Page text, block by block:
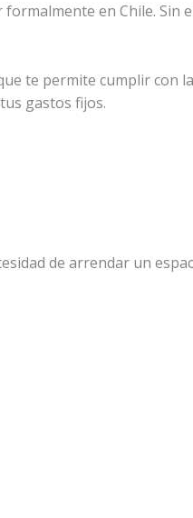
en Chile. Sin
te permite cumplir con
gastos fijos.
de arrendar un